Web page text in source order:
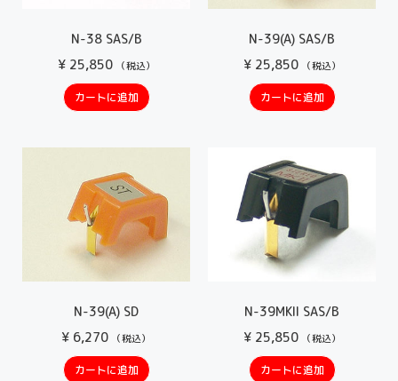
N-38 SAS/B
¥25,850 （税込）
カートに追加
N-39(A) SAS/B
¥25,850 （税込）
カートに追加
N-39(A) SD
¥ 6,270 （税込）
カートに追加
N-39MKII SAS/B
¥25,850 （税込）
カートに追加